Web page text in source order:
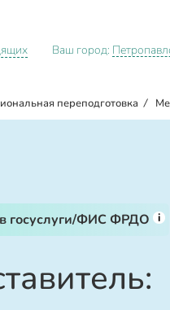
Ваш город:
переподготовка /
госуслуги/ФИС ФРДО i